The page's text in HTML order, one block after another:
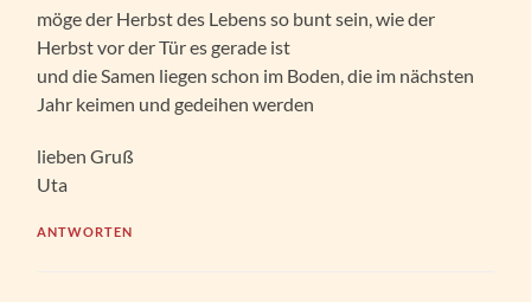
möge der Herbst des Lebens so bunt sein, wie der
Herbst vor der Tür es gerade ist
und die Samen liegen schon im Boden, die im nächsten
Jahr keimen und gedeihen werden
lieben Gruß
Uta
ANTWORTEN